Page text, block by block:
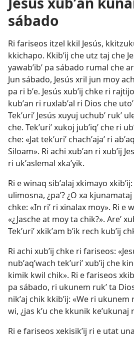
sábado
Ri fariseos itzel kkil Jesús,
kkichapo. Kkibʼij che utz taj che
yawabʼibʼ pa sábado rumal che
Jun sábado, Jesús xril jun moy
pa ri bʼe. Jesús xubʼij chke ri
kubʼan ri ruxlabʼal ri Dios che
Tekʼuriʼ Jesús xuyuj uchubʼ rukʼ
che. Tekʼuriʼ xukoj jubʼiqʼ che ri
che: «Jat tekʼuriʼ chachʼajaʼ ri
Siloam». Ri achi xubʼan ri xubʼij
ri ukʼaslemal xkaʼyik.
Ri e winaq sibʼalaj xkimayo
ulimosna, ¿paʼ? ¿O xa kjunamataj
chke: «In riʼ ri xinalax moy». Ri e
«¿Jasche at moy ta chik?». Areʼ
Tekʼuriʼ xkikʼam bʼik rech kubʼij
Ri achi xubʼij chke ri fariseos:
nubʼaqʼwach tekʼuriʼ xubʼij che
kimik kwil chik». Ri e fariseos
pa sábado, ri ukunem rukʼ ta
nikʼaj chik kkibʼij: «We ri
wi, ¿jas kʼu che kkunik keʼukunaj
Ri e fariseos xekisikʼij ri e utat